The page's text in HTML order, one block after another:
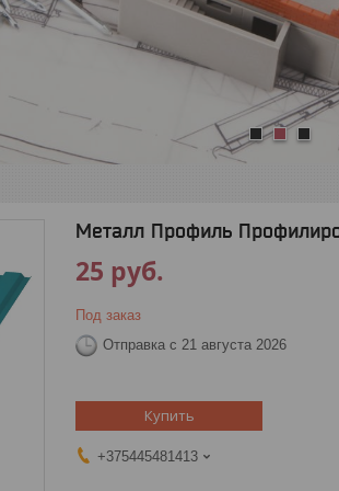
Металл Профиль
25 руб.
Под заказ
Отправка с 21 августа 2026
Купить
+375445481413